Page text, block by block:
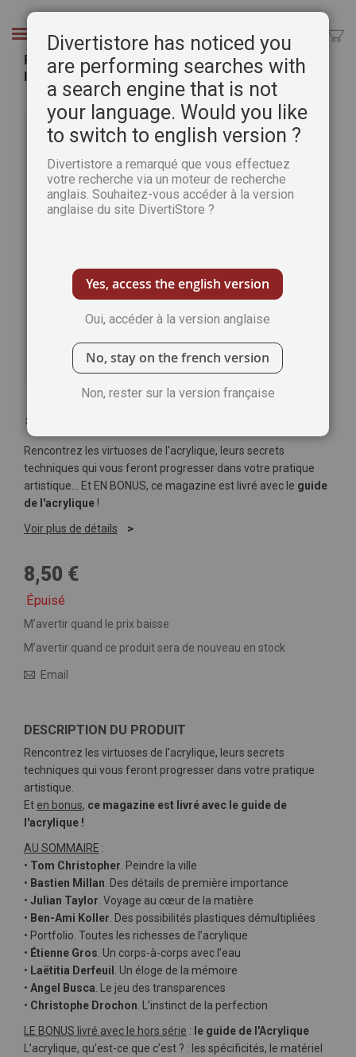
Chercher
PDA Hors-série n°15 Acrylique + le GUIDE de
l'acrylique
galerie
d’images
Soyez le premier à commenter ce produit
Rencontrez les virtuoses de l'acrylique, leurs secrets
techniques qui vous feront progresser dans votre pratique
artistique… Et EN BONUS, ce magazine est livré avec le guide
de l'acrylique !
Voir plus de détails
8,50 €
Épuisé
M’avertir quand le prix baisse
M’avertir quand ce produit sera de nouveau en stock
Email
DESCRIPTION DU PRODUIT
Rencontrez les virtuoses de l'acrylique, leurs secrets
techniques qui vous feront progresser dans votre pratique
artistique.
Et en bonus, ce magazine est livré avec le guide de
l'acrylique !
AU SOMMAIRE :
• Tom Christopher . Peindre la ville
• Bastien Millan . Des détails de première importance
• Julian Taylor . Voyage au cœur de la matière
• Ben-Ami Koller . Des possibilités plastiques démultipliées
• Portfolio. Toutes les richesses de l’acrylique
• Étienne Gros . Un corps-à-corps avec l’eau
• Laëtitia Derfeuil
. Un éloge de la mémoire
• Angel Busca . Le jeu des transparences
• Christophe Drochon . L’instinct de la perfection
LE BONUS livré avec le hors série : le guide de l'Acrylique
L’acrylique, qu’est-ce que c’est ? : les spécificités, le matériel
Divertistore has noticed you
are performing searches with
a search engine that is not
your language. Would you like
to switch to english version ?
Divertistore a remarqué que vous effectuez
votre recherche via un moteur de recherche
anglais. Souhaitez-vous accéder à la version
anglaise du site DivertiStore ?
Yes, access the english version
Oui, accéder à la version anglaise
No, stay on the french version
Non, rester sur la version française